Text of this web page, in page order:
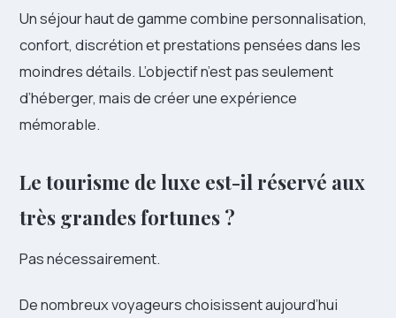
Un séjour haut de gamme combine personnalisation,
confort, discrétion et prestations pensées dans les
moindres détails. L’objectif n’est pas seulement
d’héberger, mais de créer une expérience
mémorable.
Le tourisme de luxe est-il réservé aux
très grandes fortunes ?
Pas nécessairement.
De nombreux voyageurs choisissent aujourd’hui